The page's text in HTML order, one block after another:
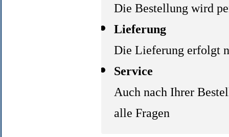
Die Bestellung wird
Lieferung
Die Lieferung erfolgt
Service
Auch nach Ihrer
alle Fragen